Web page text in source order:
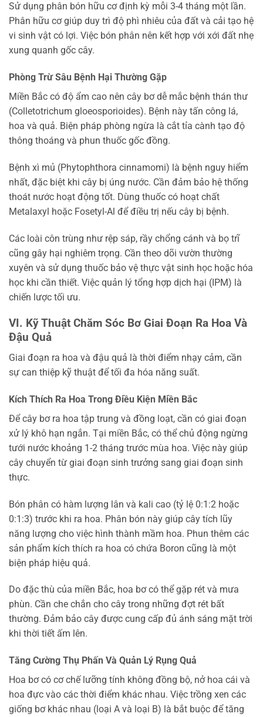
Sử dụng phân bón hữu cơ định kỳ mỗi 3-4 tháng một lần.
Phân hữu cơ giúp duy trì độ phì nhiêu của đất và cải tạo hệ
vi sinh vật có lợi. Việc bón phân nên kết hợp với xới đất nhẹ
xung quanh gốc cây.
Phòng Trừ Sâu Bệnh Hại Thường Gặp
Miền Bắc có độ ẩm cao nên cây bơ dễ mắc bệnh thán thư
(Colletotrichum gloeosporioides). Bệnh này tấn công lá,
hoa và quả. Biện pháp phòng ngừa là cắt tỉa cành tạo độ
thông thoáng và phun thuốc gốc đồng.
Bệnh xì mủ (Phytophthora cinnamomi) là bệnh nguy hiểm
nhất, đặc biệt khi cây bị úng nước. Cần đảm bảo hệ thống
thoát nước hoạt động tốt. Dùng thuốc có hoạt chất
Metalaxyl hoặc Fosetyl-Al để điều trị nếu cây bị bệnh.
Các loài côn trùng như rệp sáp, rầy chổng cánh và bọ trĩ
cũng gây hại nghiêm trọng. Cần theo dõi vườn thường
xuyên và sử dụng thuốc bảo vệ thực vật sinh học hoặc hóa
học khi cần thiết. Việc quản lý tổng hợp dịch hại (IPM) là
chiến lược tối ưu.
VI. Kỹ Thuật Chăm Sóc Bơ Giai Đoạn Ra Hoa Và
Đậu Quả
Giai đoạn ra hoa và đậu quả là thời điểm nhạy cảm, cần
sự can thiệp kỹ thuật để tối đa hóa năng suất.
Kích Thích Ra Hoa Trong Điều Kiện Miền Bắc
Để cây bơ ra hoa tập trung và đồng loạt, cần có giai đoạn
xử lý khô hạn ngắn. Tại miền Bắc, có thể chủ động ngừng
tưới nước khoảng 1-2 tháng trước mùa hoa. Việc này giúp
cây chuyển từ giai đoạn sinh trưởng sang giai đoạn sinh
thực.
Bón phân có hàm lượng lân và kali cao (tỷ lệ 0:1:2 hoặc
0:1:3) trước khi ra hoa. Phân bón này giúp cây tích lũy
năng lượng cho việc hình thành mầm hoa. Phun thêm các
sản phẩm kích thích ra hoa có chứa Boron cũng là một
biện pháp hiệu quả.
Do đặc thù của miền Bắc, hoa bơ có thể gặp rét và mưa
phùn. Cần che chắn cho cây trong những đợt rét bất
thường. Đảm bảo cây được cung cấp đủ ánh sáng mặt trời
khi thời tiết ấm lên.
Tăng Cường Thụ Phấn Và Quản Lý Rụng Quả
Hoa bơ có cơ chế lưỡng tính không đồng bộ, nở hoa cái và
hoa đực vào các thời điểm khác nhau. Việc trồng xen các
giống bơ khác nhau (loại A và loại B) là bắt buộc để tăng